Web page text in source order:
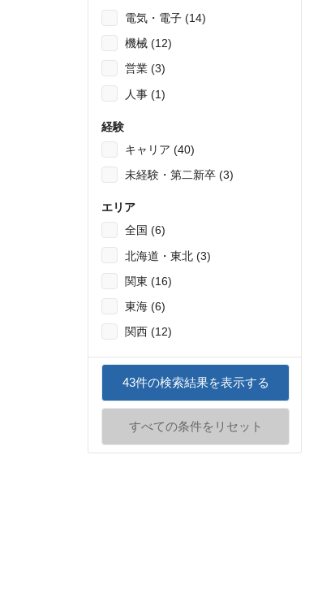
電気・電子 (14)
機械 (12)
営業 (3)
人事 (1)
経験
キャリア (40)
未経験・第二新卒 (3)
エリア
全国 (6)
北海道・東北 (3)
関東 (16)
東海 (6)
関西 (12)
43件の検索結果を表示する
すべての条件をリセット